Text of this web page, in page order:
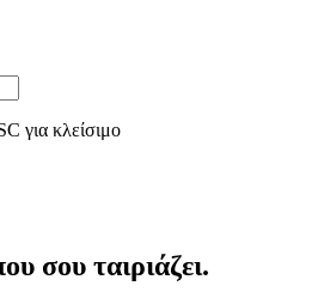
για κλείσιμο
σου ταιριάζει.